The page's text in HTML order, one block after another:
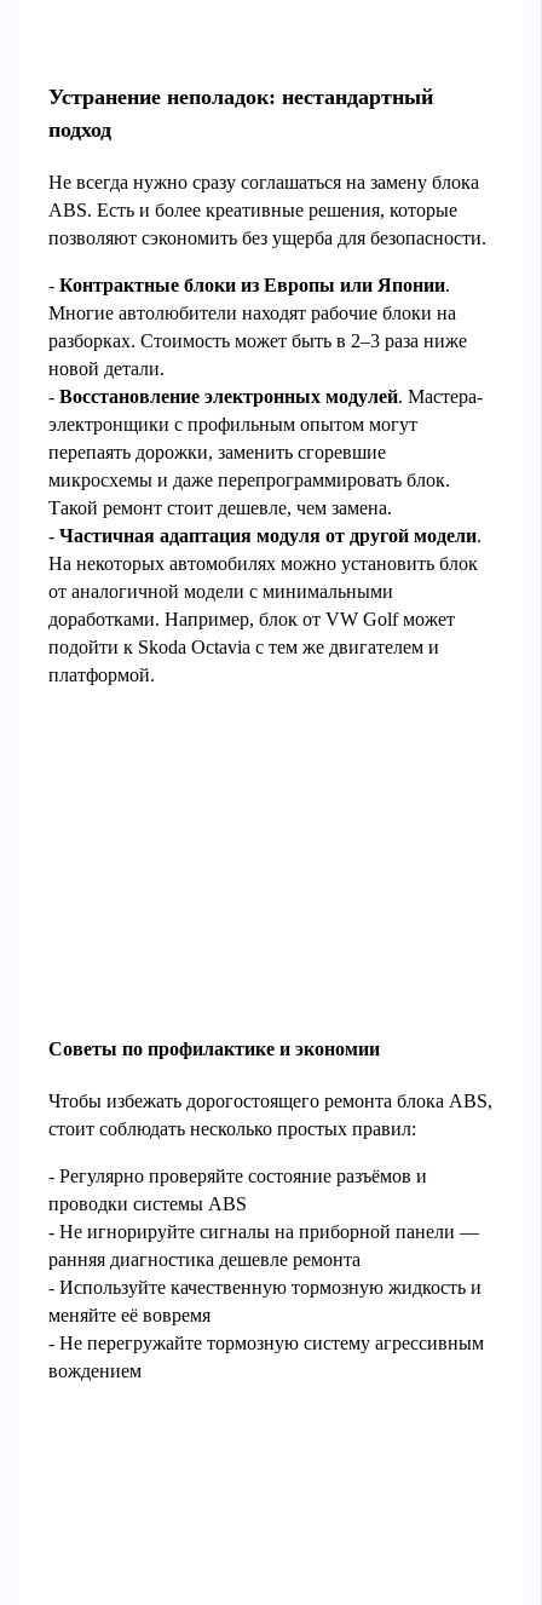
Устранение неполадок: нестандартный
подход
Не всегда нужно сразу соглашаться на замену блока
ABS. Есть и более креативные решения, которые
позволяют сэкономить без ущерба для безопасности.
-Контрактные блоки из Европы или Японии.
Многие автолюбители находят рабочие блоки на
разборках. Стоимость может быть в 2–3 раза ниже
новой детали.
-Восстановление электронных модулей. Мастера-
электронщики с профильным опытом могут
перепаять дорожки, заменить сгоревшие
микросхемы и даже перепрограммировать блок.
Такой ремонт стоит дешевле, чем замена.
-Частичная адаптация модуля от другой модели.
На некоторых автомобилях можно установить блок
от аналогичной модели с минимальными
доработками. Например, блок от VW Golf может
подойти к Skoda Octavia с тем же двигателем и
платформой.
Советы по профилактике и экономии
Чтобы избежать дорогостоящего ремонта блока ABS,
стоит соблюдать несколько простых правил:
- Регулярно проверяйте состояние разъёмов и
проводки системы ABS
- Не игнорируйте сигналы на приборной панели —
ранняя диагностика дешевле ремонта
- Используйте качественную тормозную жидкость и
меняйте её вовремя
- Не перегружайте тормозную систему агрессивным
вождением